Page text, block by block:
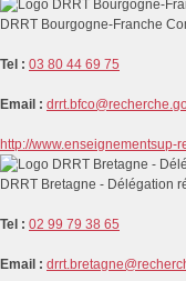
DRRT Bourgogne-Franche
Tel : 03 80 44 69 75
Email :
http://www.enseignementsup-
DRRT Bretagne - Délégation
Tel : 02 99 79 38 65
Email :